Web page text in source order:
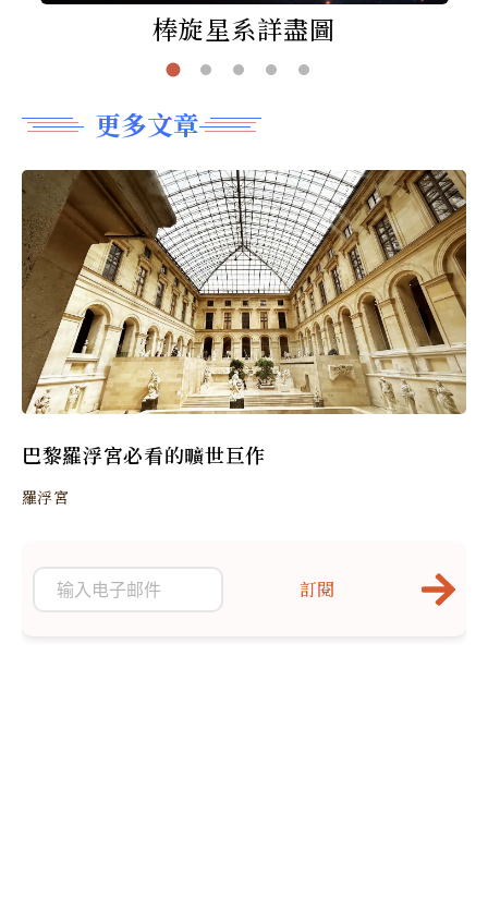
棒旋星系詳盡圖
更多文章
巴黎羅浮宮必看的曠世巨作
羅浮宮
訂閱